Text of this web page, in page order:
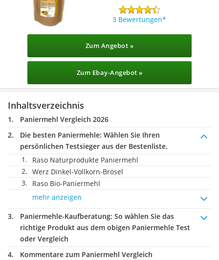
3 Bewertungen
Zum Angebot »
Zum Ebay-Angebot »
Inhaltsverzeichnis
Paniermehl Vergleich 2026
Die besten Paniermehle: Wählen Sie Ihren
persönlichen Testsieger aus der Bestenliste.
Raso Naturprodukte Paniermehl
Werz Dinkel-Vollkorn-Brösel
Raso Bio-Paniermehl
mehr anzeigen
Paniermehle-Kaufberatung: So wählen Sie das
richtige Produkt aus dem obigen Paniermehle Test
oder Vergleich
Kommentare zum Paniermehl Vergleich